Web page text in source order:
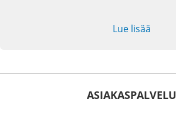
Lue lisää
ASIAKASPALVELU